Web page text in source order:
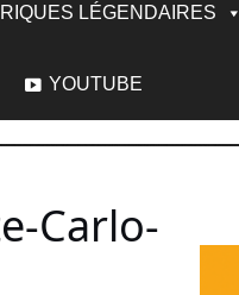
LÉGENDAIRES
YOUTUBE
Carlo-